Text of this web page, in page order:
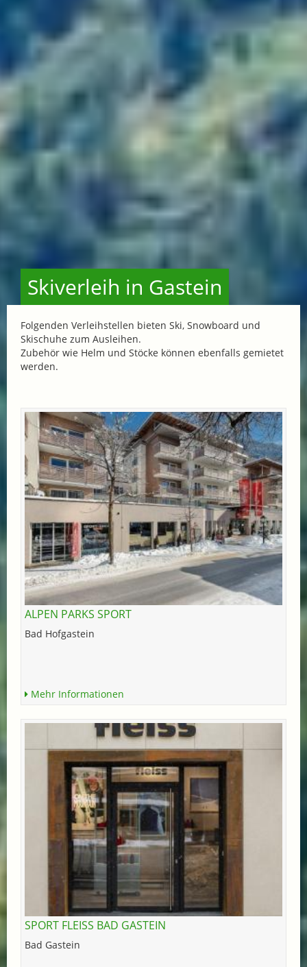
Skiverleih in Gastein
Folgenden Verleihstellen bieten Ski, Snowboard und
Skischuhe zum Ausleihen.
Zubehör wie Helm und Stöcke können ebenfalls gemietet
werden.
ALPEN PARKS SPORT
Bad Hofgastein
Mehr Informationen
SPORT FLEISS BAD GASTEIN
Bad Gastein